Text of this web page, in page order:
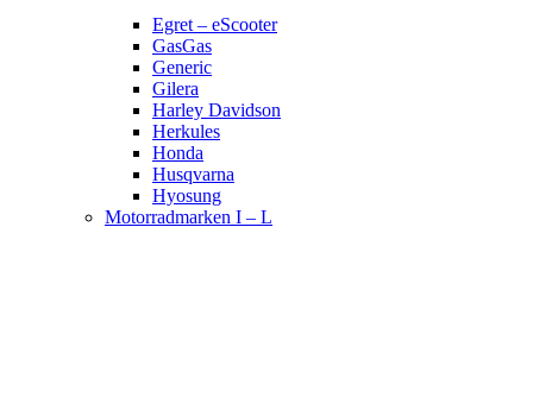
Egret – eScooter
GasGas
Generic
Gilera
Harley Davidson
Herkules
Honda
Husqvarna
Hyosung
Motorradmarken I – L